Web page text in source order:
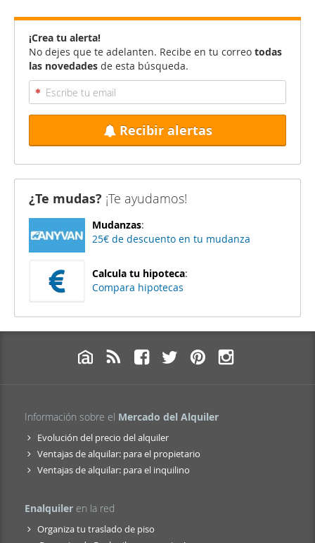
¡Crea tu alerta!
No dejes que te adelanten. Recibe en tu correo todas
las novedades de esta búsqueda.
Recibir alertas
¿Te mudas? ¡Te ayudamos!
Mudanzas:
25€ de descuento en tu mudanza
Calcula tu hipoteca:
Compara hipotecas
Información sobre el Mercado del Alquiler
Evolución del precio del alquiler
Ventajas de alquilar: para el propietario
Ventajas de alquilar: para el inquilino
Enalquiler en la red
Organiza tu traslado de piso